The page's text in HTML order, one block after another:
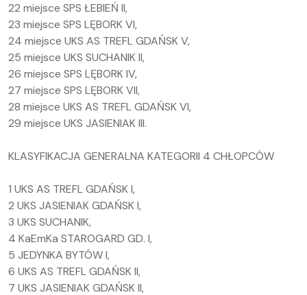
22 miejsce SPS ŁEBIEŃ II,
23 miejsce SPS LĘBORK VI,
24 miejsce UKS AS TREFL GDAŃSK V,
25 miejsce UKS SUCHANIK II,
26 miejsce SPS LĘBORK IV,
27 miejsce SPS LĘBORK VII,
28 miejsce UKS AS TREFL GDAŃSK VI,
29 miejsce UKS JASIENIAK III.
KLASYFIKACJA GENERALNA KATEGORII 4 CHŁOPCÓW
1 UKS AS TREFL GDAŃSK I,
2 UKS JASIENIAK GDAŃSK I,
3 UKS SUCHANIK,
4 KaEmKa STAROGARD GD. I,
5 JEDYNKA BYTÓW I,
6 UKS AS TREFL GDAŃSK II,
7 UKS JASIENIAK GDAŃSK II,